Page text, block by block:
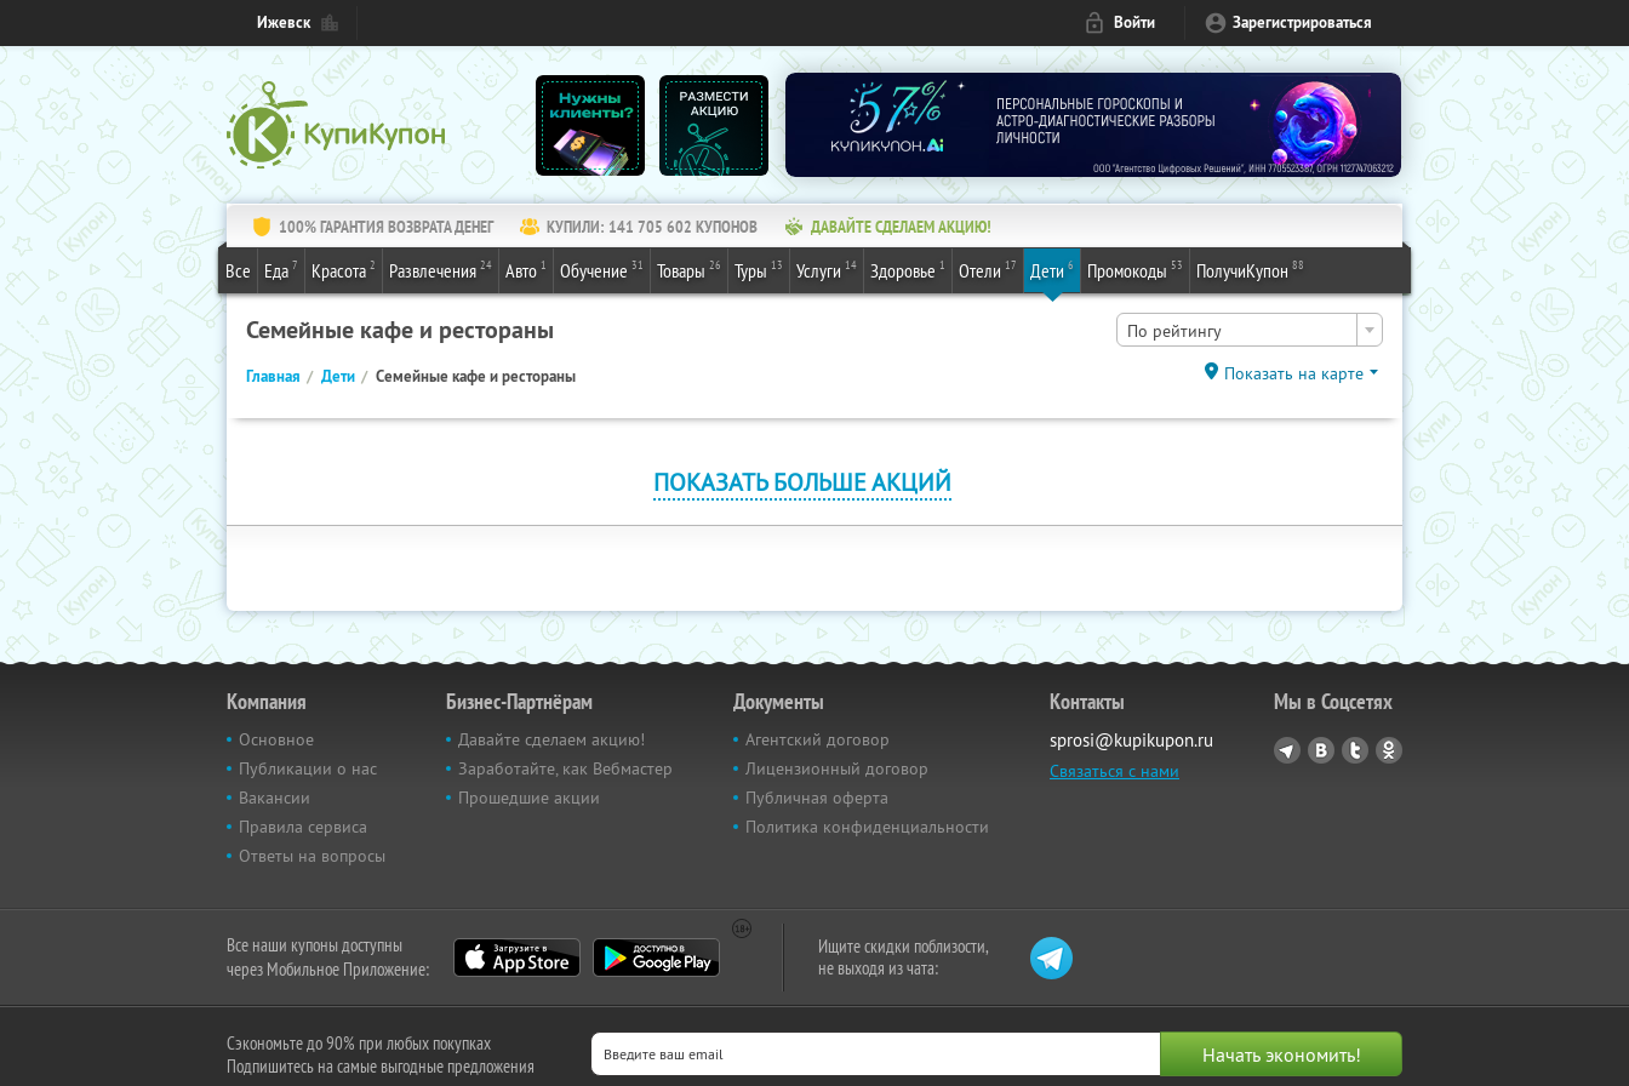
Ижевск Войти Зарегистрироваться
100% ГАРАНТИЯ ВОЗВРАТА ДЕНЕГ КУПИЛИ: 141 705 602 КУПОНОВ ДАВАЙТЕ СДЕЛАЕМ АКЦИЮ!
Все Еда 7 Красота 2 Развлечения 24 Авто 1 Обучение 31 Товары 26 Туры 13 Услуги 14 Здоровье 1 Отели 17 Дети 6 Промокоды 53 ПолучиКупон 88
Семейные кафе и рестораны По рейтингу
Главная Дети Семейные кафе и рестораны Показать на карте
ПОКАЗАТЬ БОЛЬШЕ АКЦИЙ
Компания
Основное
Публикации о нас
Вакансии
Правила сервиса
Ответы на вопросы
Бизнес-Партнёрам
Давайте сделаем акцию!
Заработайте, как Вебмастер
Прошедшие акции
Документы
Агентский договор
Лицензионный договор
Публичная оферта
Политика конфиденциальности
Контакты
sprosi@kupikupon.ru
Связаться с нами
Мы в Соцсетях
Все наши купоны доступны
через Мобильное Приложение:
Ищите скидки поблизости,
не выходя из чата:
Сэкономьте до 90% при любых покупках
Подпишитесь на самые выгодные предложения